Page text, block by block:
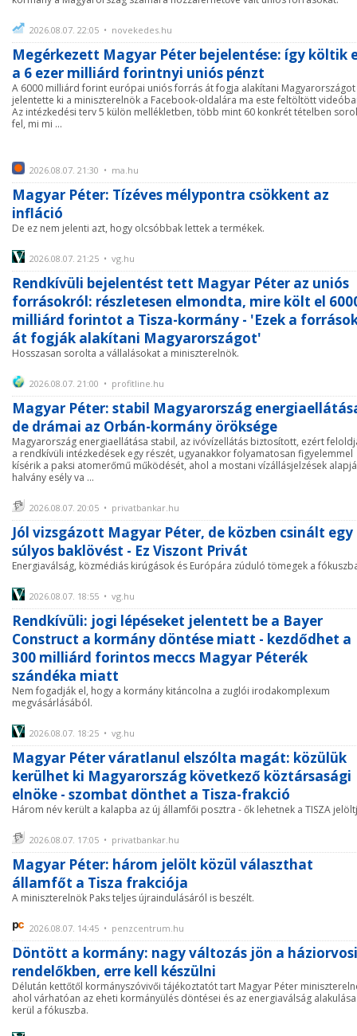
2026.08.07. 22:05 • novekedes.hu
Megérkezett Magyar Péter bejelentése: így költik
a 6 ezer milliárd forintnyi uniós pénzt
A 6000 milliárd forint európai uniós forrás át fogja alakítani Magyarországot
jelentette ki a miniszterelnök a Facebook-oldalára ma este feltöltött
Az intézkedési terv 5 külön mellékletben, több mint 60 konkrét tételben
fel, mi mi ...
2026.08.07. 21:30 • ma.hu
Magyar Péter: Tízéves mélypontra csökkent az
infláció
De ez nem jelenti azt, hogy olcsóbbak lettek a termékek.
2026.08.07. 21:25 • vg.hu
Rendkívüli bejelentést tett Magyar Péter az uniós
forrásokról: részletesen elmondta, mire költ el
milliárd forintot a Tisza-kormány - 'Ezek a
át fogják alakítani Magyarországot'
Hosszasan sorolta a vállalásokat a miniszterelnök.
2026.08.07. 21:00 • profitline.hu
Magyar Péter: stabil Magyarország
de drámai az Orbán-kormány öröksége
Magyarország energiaellátása stabil, az ivóvízellátás biztosított, ezért
a rendkívüli intézkedések egy részét, ugyanakkor folyamatosan figyelemmel
kísérik a paksi atomerőmű működését, ahol a mostani vízállásjelzések
halvány esély va ...
2026.08.07. 20:05 • privatbankar.hu
Jól vizsgázott Magyar Péter, de közben csinált egy
súlyos baklövést - Ez Viszont Privát
Energiaválság, közmédiás kirúgások és Európára zúduló tömegek a
2026.08.07. 18:55 • vg.hu
Rendkívüli: jogi lépéseket jelentett be a Bayer
Construct a kormány döntése miatt - kezdődhet a
300 milliárd forintos meccs Magyar Péterék
szándéka miatt
Nem fogadják el, hogy a kormány kitáncolna a zuglói irodakomplexum
megvásárlásából.
2026.08.07. 18:25 • vg.hu
Magyar Péter váratlanul elszólta magát: közülük
kerülhet ki Magyarország következő köztársasági
elnöke - szombat dönthet a Tisza-frakció
Három név került a kalapba az új államfői posztra - ők lehetnek a TISZA
2026.08.07. 17:05 • privatbankar.hu
Magyar Péter: három jelölt közül választhat
államfőt a Tisza frakciója
A miniszterelnök Paks teljes újraindulásáról is beszélt.
2026.08.07. 14:45 • penzcentrum.hu
Döntött a kormány: nagy változás jön a háziorvosi
rendelőkben, erre kell készülni
Délután kettőtől kormányszóvivői tájékoztatót tart Magyar Péter
ahol várhatóan az eheti kormányülés döntései és az energiaválság alakulása
kerül a fókuszba.